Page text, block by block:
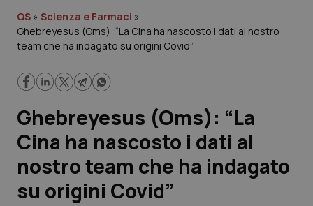
Governo e Parlamento
Regioni e Asl
Lavoro e Professioni
Scienza e Farmaci
Studi e Analisi
QS » Scienza e Farmaci »
Ghebreyesus (Oms): “La Cina ha nascosto i dati al nostro
team che ha indagato su origini Covid”
Ghebreyesus (Oms): “La
Cina ha nascosto i dati al
nostro team che ha indagato
su origini Covid”